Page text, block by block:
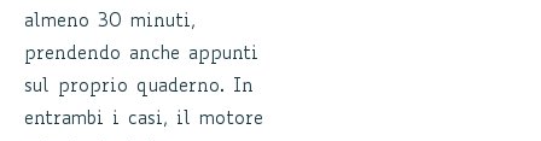
almeno 30 minuti,
prendendo anche appunti
sul proprio quaderno. In
entrambi i casi, il motore